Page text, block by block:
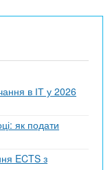
в ІТ у 2026
як подати
ECTS з